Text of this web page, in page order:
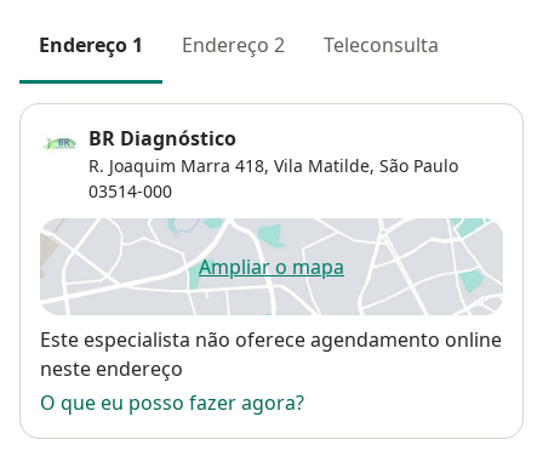
Endereço 1 Endereço 2 Teleconsulta
BR Diagnóstico
R. Joaquim Marra 418, Vila Matilde, São Paulo
03514-000
Ampliar o mapaabre num novo separador
Disponibilidade
Este especialista não oferece agendamento online
neste endereço
O que eu posso fazer agora?